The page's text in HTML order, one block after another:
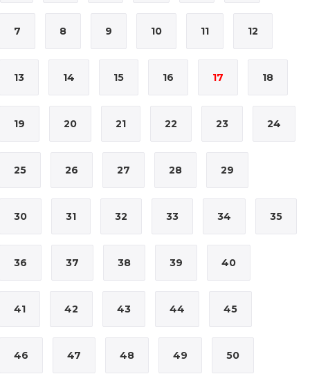
7 8 9 10 11 12
13 14 15 16 17 18
19 20 21 22 23 24
25 26 27 28 29
30 31 32 33 34 35
36 37 38 39 40
41 42 43 44 45
46 47 48 49 50